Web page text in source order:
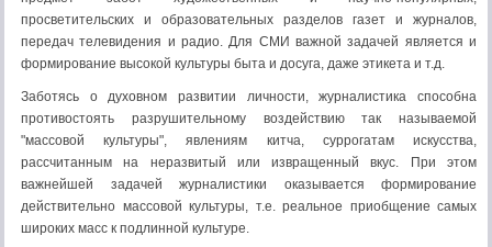
просветительских и образовательных разделов газет и журналов,
передач телевидения и радио. Для СМИ важной задачей является и
формирование высокой культуры быта и досуга, даже этикета и т.д.
Заботясь о духовном развитии личности, журналистика способна
противостоять разрушительному воздействию так называемой
"массовой культуры", явлениям китча, суррогатам искусства,
рассчитанным на неразвитый или извращенный вкус. При этом
важнейшей задачей журналистики оказывается формирование
действительно массовой культуры, т.е. реальное приобщение самых
широких масс к подлинной культуре.